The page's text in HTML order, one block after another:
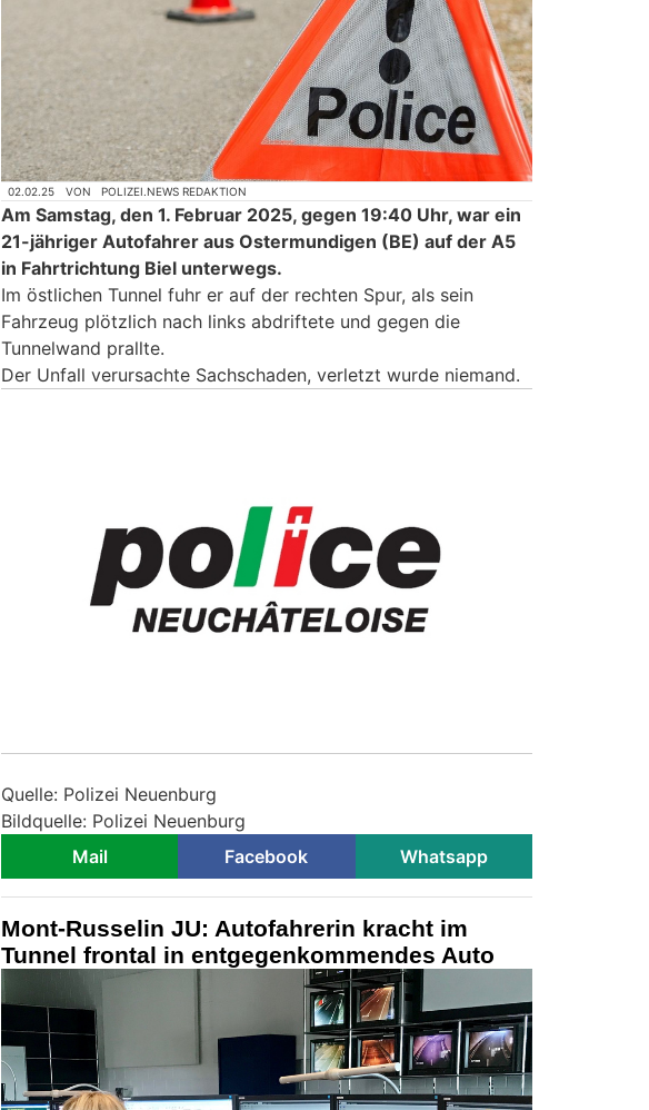
02.02.25 VON POLIZEI.NEWS REDAKTION
Am Samstag, den 1. Februar 2025, gegen 19:40 Uhr, war ein
21-jähriger Autofahrer aus Ostermundigen (BE) auf der A5
in Fahrtrichtung Biel unterwegs.
Im östlichen Tunnel fuhr er auf der rechten Spur, als sein
Fahrzeug plötzlich nach links abdriftete und gegen die
Tunnelwand prallte.
Der Unfall verursachte Sachschaden, verletzt wurde niemand.
Quelle: Polizei Neuenburg
Bildquelle: Polizei Neuenburg
Mail
Facebook Whatsapp
Mont-Russelin JU: Autofahrerin kracht im
Tunnel frontal in entgegenkommendes Auto